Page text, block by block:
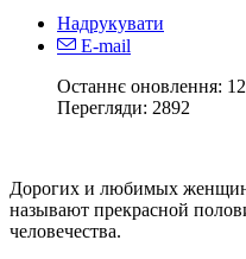
Надрукувати
E-mail
Останнє оновлення:
Перегляди: 2892
Дорогих и любимых
называют прекрасной
человечества.